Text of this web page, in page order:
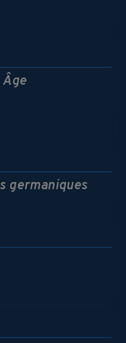
Âge
germaniques